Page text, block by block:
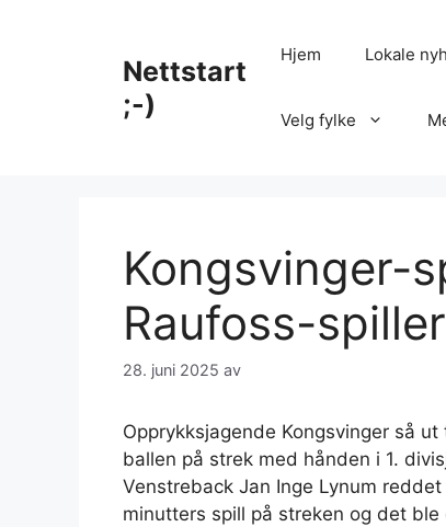
Nettstart
;-)
Hjem Lokale
Velg fylke
Kongsvinger-
Raufoss-
28. juni 2025 av
Opprykksjagende Kongsvinger så
ballen på strek med hånden i 1.
Venstreback Jan Inge Lynum
minutters spill på streken og det ble